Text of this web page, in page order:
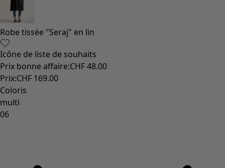
Robe tissée "Seraj" en lin
Icône de liste de souhaits
Prix bonne affaire:CHF 48.00
Prix:CHF 169.00
Coloris
multi
06